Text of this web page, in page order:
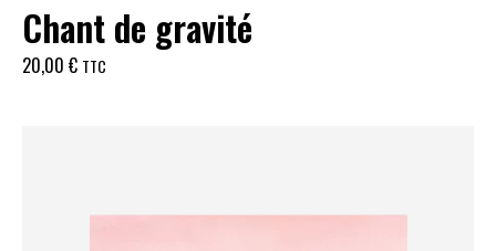
Chant de gravité
20,00 € TTC